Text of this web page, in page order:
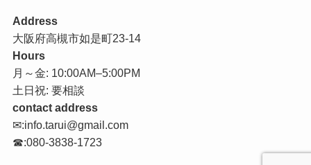
Address
大阪府高槻市如是町23-14
Hours
月～金: 10:00AM–5:00PM
土日祝: 要相談
contact address
✉:info.tarui@gmail.com
☎:080-3838-1723